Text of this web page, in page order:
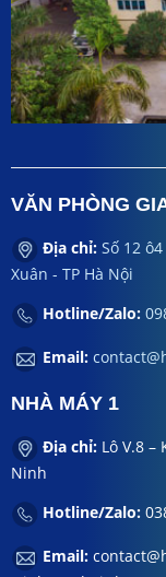
VĂN PHÒNG
Địa chỉ: Số 12
Xuân - TP Hà Nội
Hotline/Zalo:
Email:
NHÀ MÁY 1
Địa chỉ: Lô V.8 –
Ninh
Hotline/Zalo:
Email: